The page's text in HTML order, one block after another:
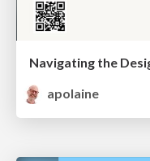
apolaine